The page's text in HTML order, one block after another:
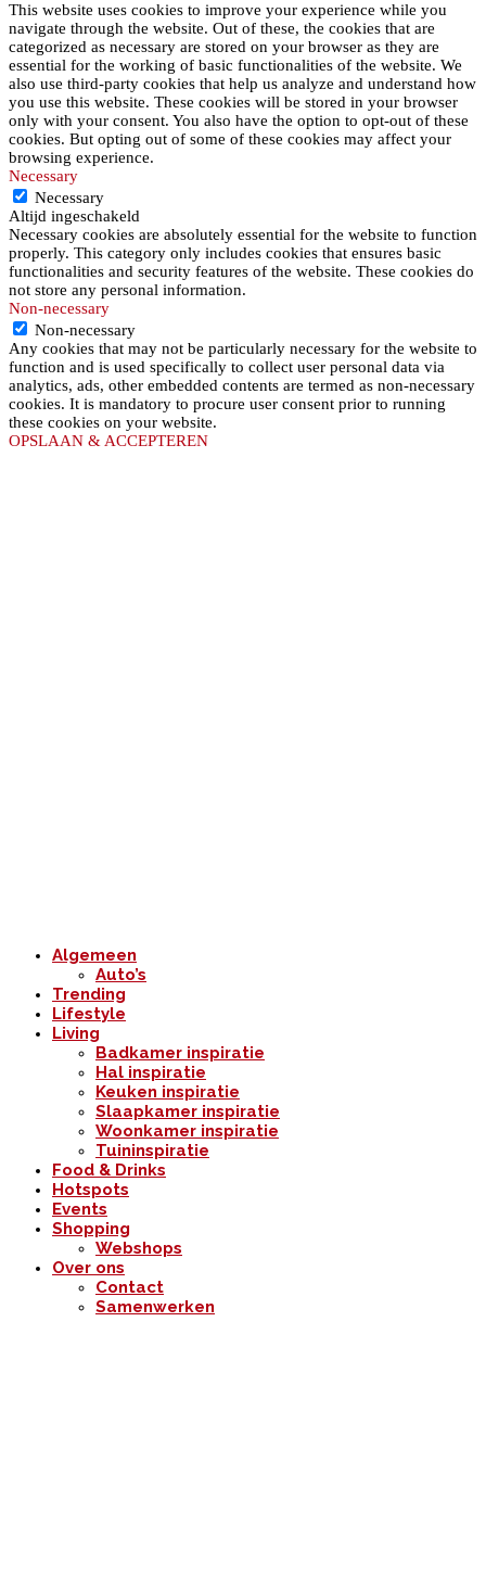
This website uses cookies to improve your experience while you
navigate through the website. Out of these, the cookies that are
categorized as necessary are stored on your browser as they are
essential for the working of basic functionalities of the website. We
also use third-party cookies that help us analyze and understand how
you use this website. These cookies will be stored in your browser
only with your consent. You also have the option to opt-out of these
cookies. But opting out of some of these cookies may affect your
browsing experience.
Necessary
Necessary
Altijd ingeschakeld
Necessary cookies are absolutely essential for the website to function
properly. This category only includes cookies that ensures basic
functionalities and security features of the website. These cookies do
not store any personal information.
Non-necessary
Non-necessary
Any cookies that may not be particularly necessary for the website to
function and is used specifically to collect user personal data via
analytics, ads, other embedded contents are termed as non-necessary
cookies. It is mandatory to procure user consent prior to running
these cookies on your website.
OPSLAAN & ACCEPTEREN
Algemeen
Auto’s
Trending
Lifestyle
Living
Badkamer inspiratie
Hal inspiratie
Keuken inspiratie
Slaapkamer inspiratie
Woonkamer inspiratie
Tuininspiratie
Food & Drinks
Hotspots
Events
Shopping
Webshops
Over ons
Contact
Samenwerken